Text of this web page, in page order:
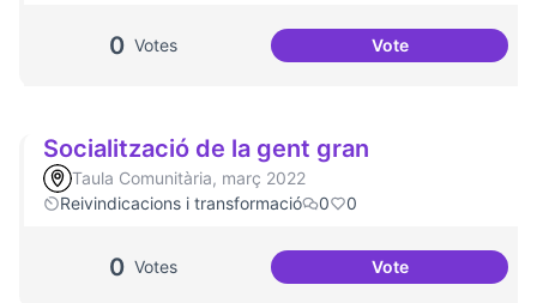
0 Votes VoteSoledat i
Socialització de la gent gran
Taula Comunitària, març 2022
Reivindicacions i transformació
0 0
0 Votes VoteSocialització de